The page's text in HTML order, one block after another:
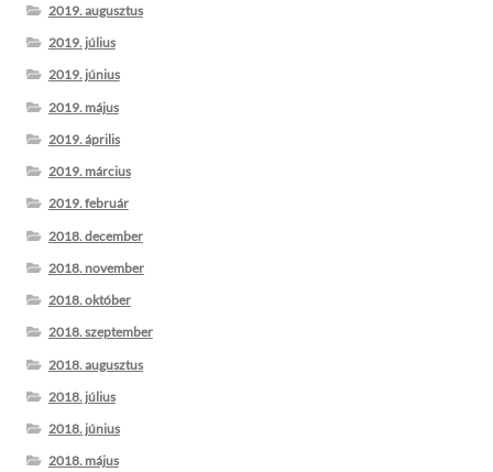
2019. augusztus
2019. július
2019. június
2019. május
2019. április
2019. március
2019. február
2018. december
2018. november
2018. október
2018. szeptember
2018. augusztus
2018. július
2018. június
2018. május